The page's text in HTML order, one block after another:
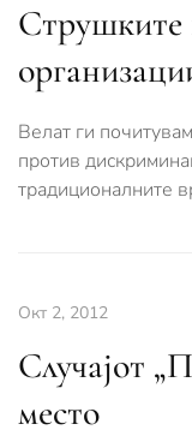
Струшките
Велат ги
против
традиционалните
Окт 2, 2012
Случајот
место